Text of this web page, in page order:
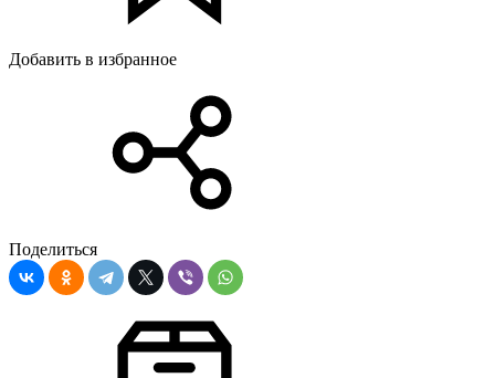
Добавить в избранное
Поделиться